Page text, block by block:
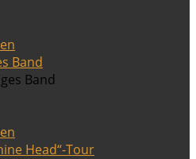
Band
Head“-Tour